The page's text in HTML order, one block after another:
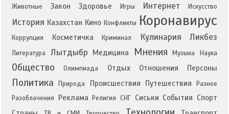
Животные
Закон Здоровье Игры Интернет Искусство
История Казахстан Кино Конфликты Коронавирус
Коррупция Косметичка Криминал Кулинария Ликбез
Литература Лытдыбр Медицина Мнения Музыка Наука
Общество Олимпиада Отдых Отношения Персоны
Политика Природа Происшествия Путешествия
Разное
Разоблачения
Реклама Религия СНГ Сиськи События Спорт